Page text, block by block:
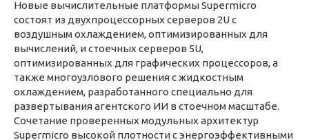
Новые вычислительные платформы Supermicro
состоят из двухпроцессорных серверов 2U с
воздушным охлаждением, оптимизированных для
вычислений, и стоечных серверов 5U,
оптимизированных для графических процессоров, а
также многоузлового решения с жидкостным
охлаждением, разработанного специально для
развертывания агентского ИИ в стоечном масштабе.
Сочетание проверенных модульных архитектур
Supermicro высокой плотности с энергоэффективными